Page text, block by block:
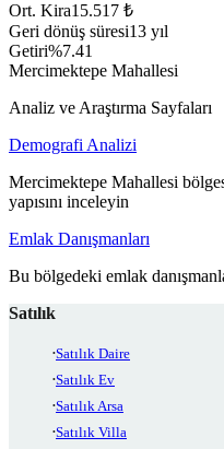
Ort. Kira15.517 ₺
Geri dönüş süresi13 yıl
Getiri%7.41
Mercimektepe Mahallesi
Analiz ve Araştırma Sayfaları
Demografi Analizi
Mercimektepe Mahallesi
yapısını inceleyin
Emlak Danışmanları
Bu bölgedeki emlak
Satılık
Satılık Daire
Satılık Ev
Satılık Arsa
Satılık Villa